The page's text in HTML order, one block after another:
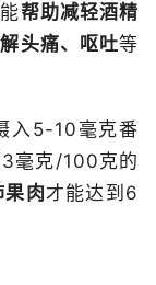
帮助减轻酒精
头痛、呕吐等
入5-10毫克番
毫克/100克的
肉才能达到6